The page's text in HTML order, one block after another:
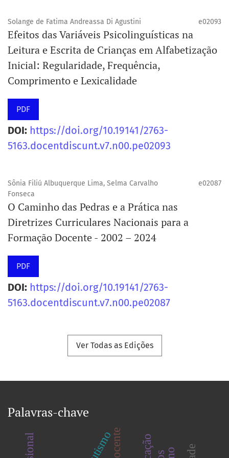
Solange de Fatima Andreassa Di Agustini e02093
Efeitos das Variáveis Psicolinguísticas na
Leitura e Escrita de Crianças em Alfabetização
Inicial: Regularidade, Frequência,
Comprimento e Lexicalidade
PDF
DOI: https://doi.org/10.19141/2763-
5163.docentdiscunt.v7.n00.pe02093
Sônia Filiú Albuquerque Lima, Selma Carvalho
Fonseca
e02087
O Caminho das Pedras e a Prática nas
Diretrizes Curriculares Nacionais para a
Formação Docente - 2002 – 2024
PDF
DOI: https://doi.org/10.19141/2763-
5163.docentdiscunt.v7.n00.pe02087
Ver Todas as Edições
Palavras-chave
autismodocente